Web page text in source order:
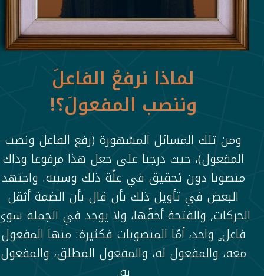
لماذا نرفعُ الفاعلَ
وننصب المفعولَ؟!
ومن تلك المسائل المشهورة (رفع الفاعل ونصب
المفعول)، حيث درجنا على جعل هذا مرفوعا وذاك
منصوبا دون تحقيق في علّة ذلك وسببه. واجتهد
البعض في تأويل ذلك بأن قال بأن الضمة أثقل
الحركات, والفتحة أخفّها، ولا يوجد في الجملة
فاعل ٍ واحد، أمّا المنصوبات فكثيرة: منها المفعول
معه، والمفعول له، والمفعول المطلق، والمفعول